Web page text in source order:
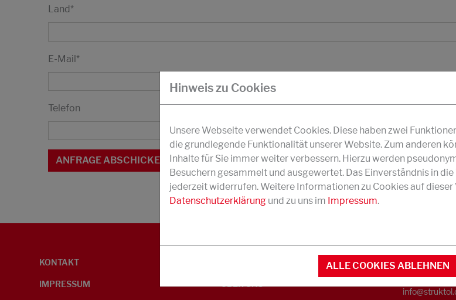
Land*
E-Mail*
Telefon
KONTAKT
IMPRESSUM
UMWELTINFORMATIONEN
KONTAKT
Telefon +49
Hinweis zu Cookies
Unsere Webseite verwendet Cookies. Diese haben zwei
die grundlegende Funktionalität unserer Website. Zum anderen
Inhalte für Sie immer weiter verbessern. Hierzu werden
Besuchern gesammelt und ausgewertet. Das Einverständnis in
jederzeit widerrufen. Weitere Informationen zu Cookies auf dieser
Datenschutzerklärung und zu uns im Impressum.
ALLE COOKIES ABLEHNEN